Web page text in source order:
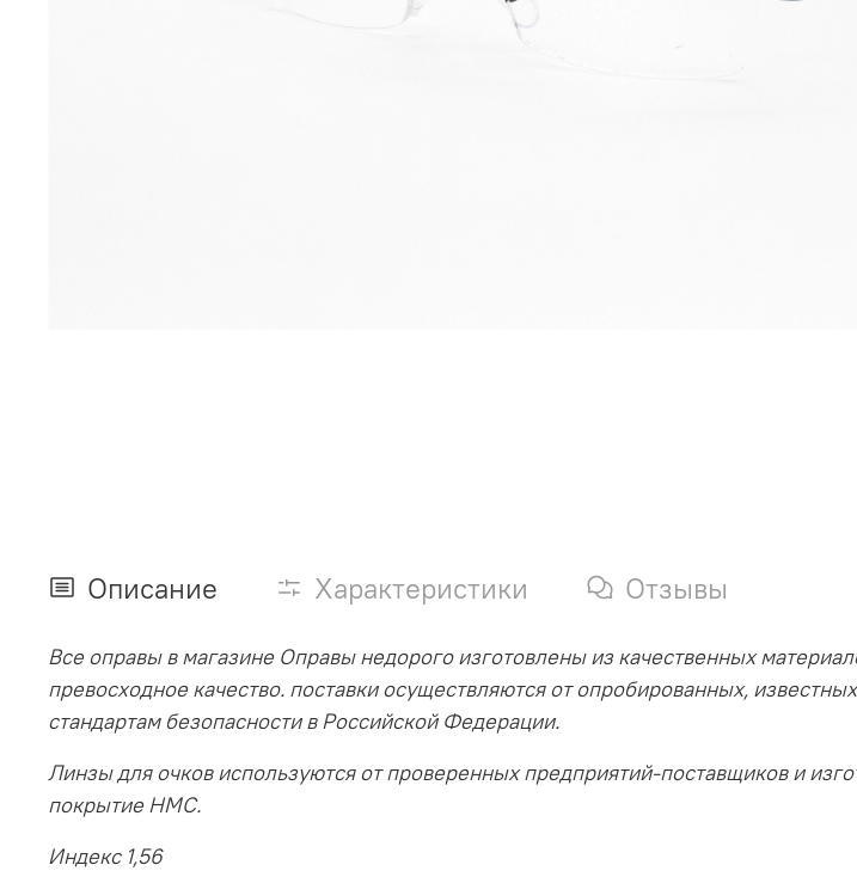
Описание Характеристики Отзывы
Все оправы в магазине Оправы недорого изготовлены из качественных
превосходное качество. поставки осуществляются от опробированных,
стандартам безопасности в Российской Федерации.
Линзы для очков используются от проверенных предприятий-поставщиков и
покрытие HMC.
Индекс 1,56